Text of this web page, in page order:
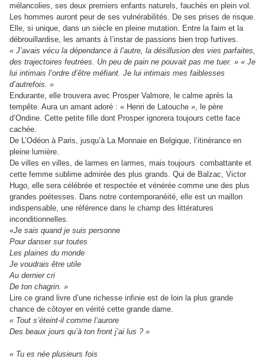
mélancolies, ses deux premiers enfants naturels, fauchés en plein vol.
Les hommes auront peur de ses vulnérabilités. De ses prises de risque.
Elle, si unique, dans un siècle en pleine mutation. Entre la faim et la
débrouillardise, les amants à l’instar de passions bien trop furtives.
« J’avais vécu la dépendance à l’autre, la désillusion des vies parfaites,
des trajectoires feutrées. Un peu de pain ne pouvait pas me tuer. » « Je
lui intimais l’ordre d’être méfiant. Je lui intimais mes faiblesses
d’autrefois. »
Endurante, elle trouvera avec Prosper Valmore, le calme après la
tempête. Aura un amant adoré : « Henri de Latouche », le père
d’Ondine. Cette petite fille dont Prosper ignorera toujours cette face
cachée.
De L’Odéon à Paris, jusqu’à La Monnaie en Belgique, l’itinérance en
pleine lumière.
De villes en villes, de larmes en larmes, mais toujours combattante et
cette femme sublime admirée des plus grands. Qui de Balzac, Victor
Hugo, elle sera célébrée et respectée et vénérée comme une des plus
grandes poétesses. Dans notre contemporanéité, elle est un maillon
indispensable, une référence dans le champ des littératures
inconditionnelles.
«Je sais quand je suis personne
Pour danser sur toutes
Les plaines du monde
Je voudrais être utile
Au dernier cri
De ton chagrin. »
Lire ce grand livre d’une richesse infinie est de loin la plus grande
chance de côtoyer en vérité cette grande dame.
« Tout s’éteint-il comme l’aurore
Des beaux jours qu’à ton front j’ai lus ? »
« Tu es née plusieurs fois